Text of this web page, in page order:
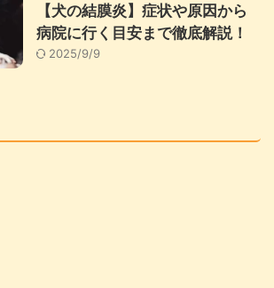
【犬の結膜炎】症状や原因から
病院に行く目安まで徹底解説！
2025/9/9